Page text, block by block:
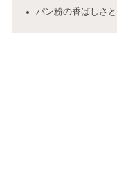
パン粉の香ばしさ